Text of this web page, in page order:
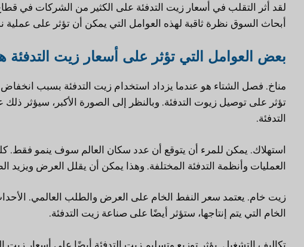
لقد أثر التقلب في أسعار زيت التدفئة على الكثير من الشركات في
أبحاث السوق نظرة ثاقبة لهذه العوامل التي يمكن أن تؤثر على عملية
بعض العوامل التي تؤثر على أسعار زيت التدفئة
مناخ. فصل الشتاء هو عندما يزداد استخدام زيت التدفئة بسبب
تؤثر على توصيل زيوت التدفئة. وبالنظر إلى الصورة الأكبر،
التدفئة.
استهلاك. يمكن للمرء أن يتوقع أن عدد سكان العالم سوف ينمو فقط.
العمليات وأنظمة التدفئة المختلفة. وهذا يمكن أن يقلل العرض ويزيد
زيت خام. يعتمد سعر النفط الخام على العرض والطلب العالمي.
الخام التي يتم إنتاجها، ستؤثر أيضًا على صناعة زيت التدفئة.
تكاليف التشغيل. يؤثر توزيع وتسليم زيت التدفئة أيضًا على أسعار زيت